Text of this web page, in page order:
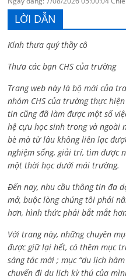
LỜI DẪN
Kính thưa quý thầy cô
Thưa các bạn CHS của trường
Trang web này là bộ mới của
nhóm CHS của trường thực
tin cũng đã làm được một số
hệ cựu học sinh trong và ngoài
bè mà từ lâu không liên lạc
nghiệm sống, giải trí, tìm được
một thời học dưới mái trường.
Đến nay, nhu cầu thông tin đa
mở, buộc lòng chúng tôi phải
hơn, hình thức phải bắt mắt
Với trang này, những chuyên
được giữ lại hết, có thêm mục
sáng tác mới ; mục “du lịch
chuyến đi du lịch kỳ thú của